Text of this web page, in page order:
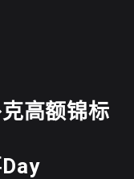
高额锦标